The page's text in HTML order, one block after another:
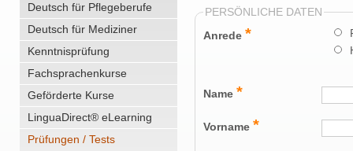
Deutsch für Pflegeberufe
Deutsch für Mediziner
Kenntnisprüfung
Fachsprachenkurse
Geförderte Kurse
LinguaDirect® eLearning
Prüfungen / Tests
PERSÖNLICHE DATEN
Anrede *
Name *
Vorname *